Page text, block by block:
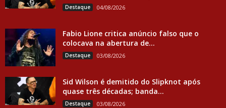
Destaque 04/08/2026
Fabio Lione critica anúncio falso que o
colocava na abertura de...
Destaque 03/08/2026
Sid Wilson é demitido do Slipknot após
quase três décadas; banda...
Destaque 03/08/2026